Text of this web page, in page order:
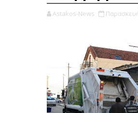
Astakos-News